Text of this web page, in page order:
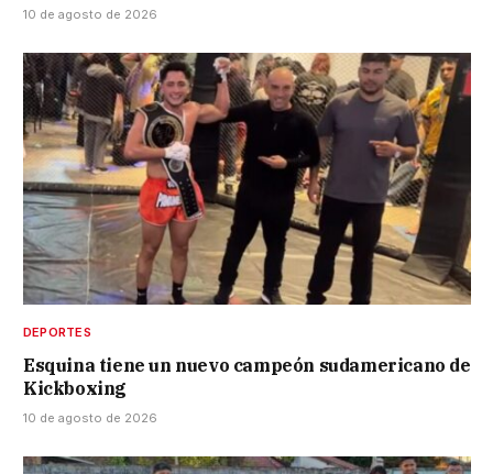
10 de agosto de 2026
DEPORTES
Esquina tiene un nuevo campeón sudamericano de
Kickboxing
10 de agosto de 2026